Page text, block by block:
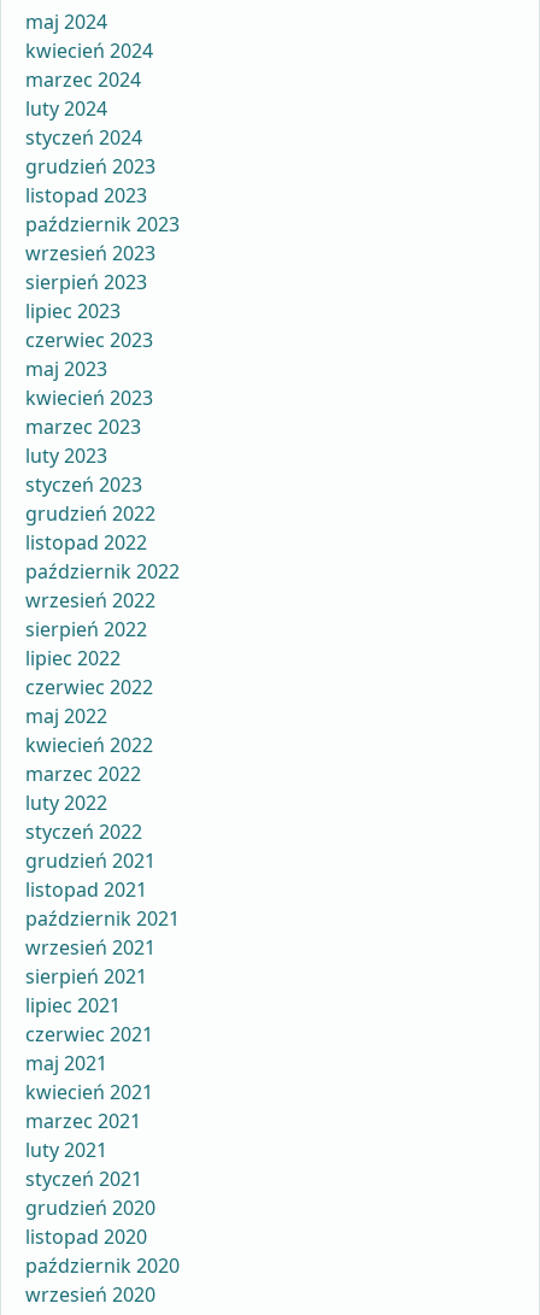
maj 2024
kwiecień 2024
marzec 2024
luty 2024
styczeń 2024
grudzień 2023
listopad 2023
październik 2023
wrzesień 2023
sierpień 2023
lipiec 2023
czerwiec 2023
maj 2023
kwiecień 2023
marzec 2023
luty 2023
styczeń 2023
grudzień 2022
listopad 2022
październik 2022
wrzesień 2022
sierpień 2022
lipiec 2022
czerwiec 2022
maj 2022
kwiecień 2022
marzec 2022
luty 2022
styczeń 2022
grudzień 2021
listopad 2021
październik 2021
wrzesień 2021
sierpień 2021
lipiec 2021
czerwiec 2021
maj 2021
kwiecień 2021
marzec 2021
luty 2021
styczeń 2021
grudzień 2020
listopad 2020
październik 2020
wrzesień 2020